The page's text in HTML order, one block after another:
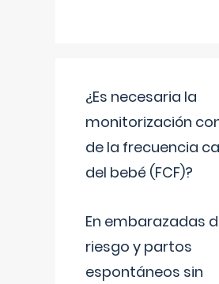
¿Es necesaria la
monitorización
de la frecuencia
del bebé (FCF)?
En embarazadas
riesgo y partos
espontáneos sin